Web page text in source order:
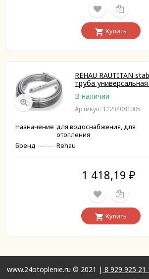
Купить
REHAU RAUTITAN
труба
В наличии
Артикул: 11234081005
Назначение для водоснабжения, для
отопления
Бренд
Rehau
1 418,19 ₽
Купить
www.24otoplenie.ru © 2021 | 8 929 925 21